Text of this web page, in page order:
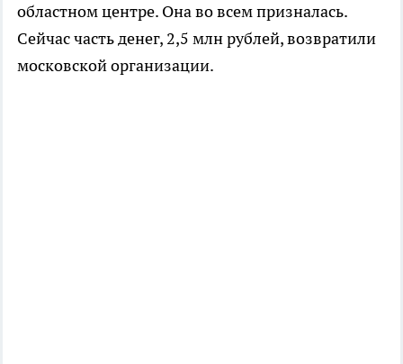
областном центре. Она во всем призналась.
Сейчас часть денег, 2,5 млн рублей, возвратили
московской организации.